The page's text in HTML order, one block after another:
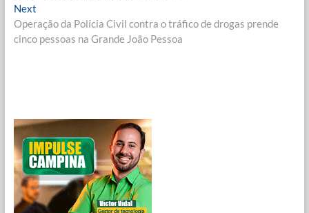
Post
NextNext
post:
Operação da Polícia Civil contra o tráfico de drogas prende
cinco pessoas na Grande João Pessoa